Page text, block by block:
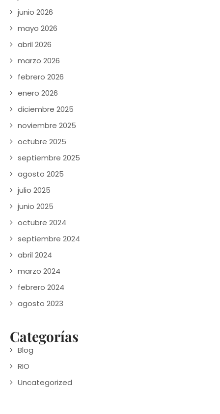
junio 2026
mayo 2026
abril 2026
marzo 2026
febrero 2026
enero 2026
diciembre 2025
noviembre 2025
octubre 2025
septiembre 2025
agosto 2025
julio 2025
junio 2025
octubre 2024
septiembre 2024
abril 2024
marzo 2024
febrero 2024
agosto 2023
Categorías
Blog
RIO
Uncategorized